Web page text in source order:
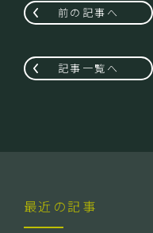
前の記事へ
記事一覧へ
最近の記事